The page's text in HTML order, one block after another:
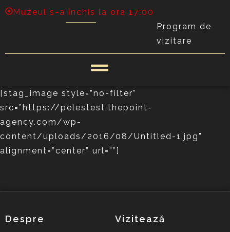
Muzeul s-a închis la ora 17:00
Program de
vizitare
[stag_image style=”no-filter”
src=”https://pelestest.thepoint-
agency.com/wp-
content/uploads/2016/08/Untitled-1.jpg”
alignment=”center” url=””]
Despre Vizitează